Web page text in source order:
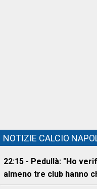
NOTIZIE CALCIO
22:15 - Pedullà: "Ho
almeno tre club hanno